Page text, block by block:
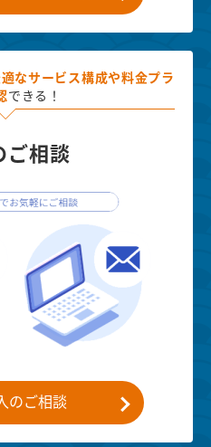
なサービス構成や料金プラ
できる！
ご相談
のご相談